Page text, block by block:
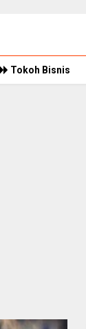
Tokoh Bisnis